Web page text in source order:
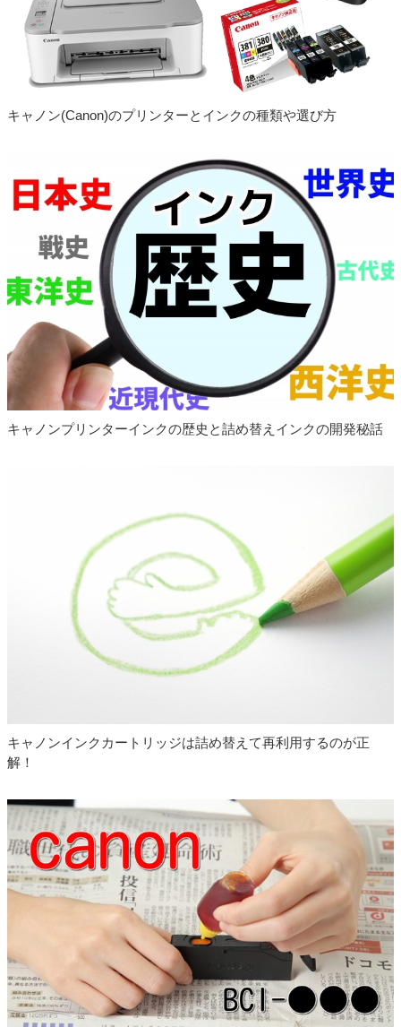
2023.10.25
キャノン BCI-330 BCI-331 対応プリンター 追加
しました
2023.10.25 キャノン XKI-N20 XKI-N21 対応プリンター 追加
2023.10.25 エプソン SAT（サツマイモ） 対応プリンター 追
2023.10.19 請求書兼納品書にインボイス制度対応の適格事
業者番号が記載されるようになりました
2023.09.20
キヤノン リサイクルインク(一部) メール便発送
に変更になりました。
2023.09.12
互換インクカートリッジ全品 お求めやすい価格
に改訂しました
ブラザー LC411-4PK 互換インク 発売開始しま
2023.06.05 キヤノン リサイクルインク 価格改定しました
領収書にインボイス制度対応の適格事業者番号
が記載されるようになりました
キャノン 詰め替えインク ビギナーセット 顔料
ブラック2本になりました
選べるセット 発売開始しました
売開始しました
2023.01.20 リコー GC42 互換インク 発売開始しました
2022.12.29 電話サポートを終了しました
エプソン IB09（電卓）対応プリンター追加しま
2022.10.31
キャノン BCI-330 BCI-331 対応プリンター 追加
しました
キャノン(Canon)のプリンターとインクの種類や選び方
キャノンプリンターインクの歴史と詰め替えインクの開発秘話
キャノンインクカートリッジは詰め替えて再利用するのが正
解！